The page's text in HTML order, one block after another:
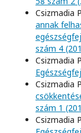
Csizmadia
annak
szám 4
Csizmadia
Csizmadia
szám 1
Csizmadia